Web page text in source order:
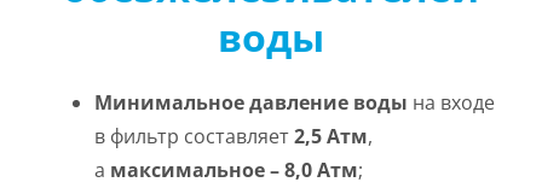
воды
Минимальное давление воды на входе
в фильтр составляет2,5 Атм,
а максимальное – 8,0 Атм;